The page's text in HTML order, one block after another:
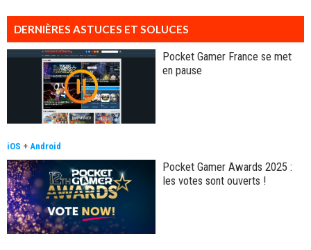
DERNIÈRES ASTUCES ET SOLUCES
Pocket Gamer France se met
en pause
iOS + Android
Pocket Gamer Awards 2025 :
les votes sont ouverts !